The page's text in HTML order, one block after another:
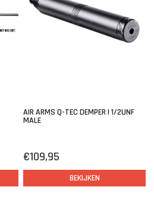
AIR ARMS Q-TEC DEMPER | 1/2UNF
MALE
€109,95
BEKIJKEN